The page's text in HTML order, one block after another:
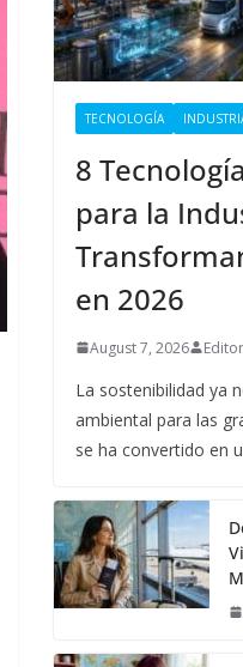
TECNOLOGÍA
8
para la
en 2026
August 7, 2026
La sostenibilidad ya
ambiental para las
se ha convertido en